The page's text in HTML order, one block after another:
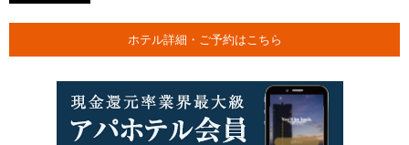
ホテル詳細・ご予約はこちら